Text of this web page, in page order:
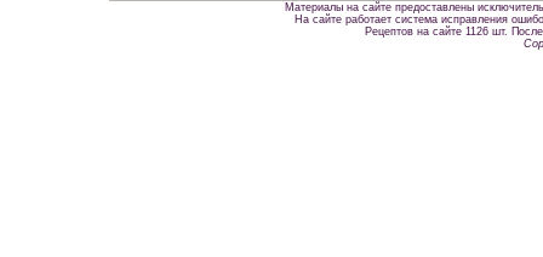
Материалы на сайте предоставлены
На сайте работает система исправления
Рецептов на сайте 1126 шт.